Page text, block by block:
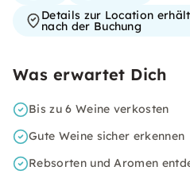
Details zur Location
nach der Buchung
Was erwartet Dich
Bis zu 6 Weine verkosten
Gute Weine sicher erkennen
Rebsorten und Aromen